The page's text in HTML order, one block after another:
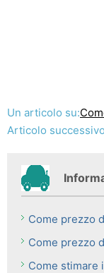
Un articolo su:
Articolo
Come prezzo
Come prezzo
Come stimare